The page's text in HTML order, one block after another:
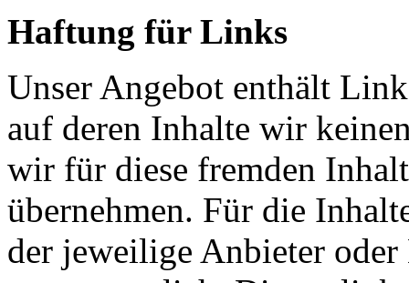
Haftung für Links
Unser Angebot enthält
auf deren Inhalte wir
wir für diese fremden
übernehmen. Für die
der jeweilige Anbieter oder